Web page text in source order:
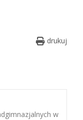
drukuj
w